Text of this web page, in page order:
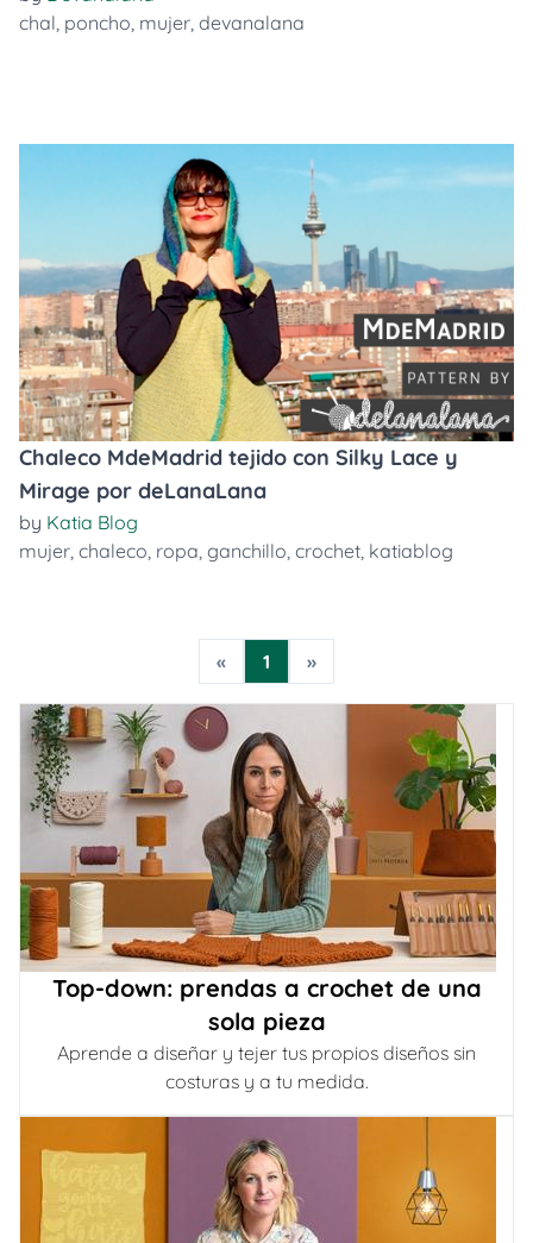
chal, poncho, mujer, devanalana
Chaleco MdeMadrid tejido con Silky Lace y
Mirage por deLanaLana
by Katia Blog
mujer, chaleco, ropa, ganchillo, crochet, katiablog
« 1 »
Top-down: prendas a crochet de una
sola pieza
Aprende a diseñar y tejer tus propios diseños sin
costuras y a tu medida.